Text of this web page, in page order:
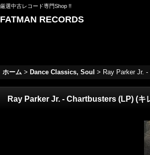
厳選中古レコード専門Shop !!
FATMAN RECORDS
ホーム > Dance Classics, Soul > Ray Parker Jr.
Ray Parker Jr. - Chartbusters (LP) (キ